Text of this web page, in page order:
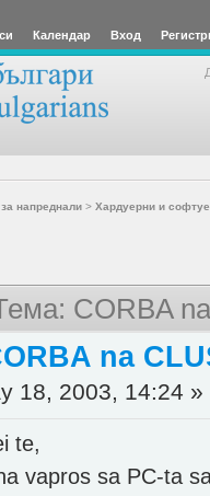
Календар Вход
напреднали> Хардуерни и
CORBA
na
18, 2003, 14:24 »
te,
vapros sa PC-ta